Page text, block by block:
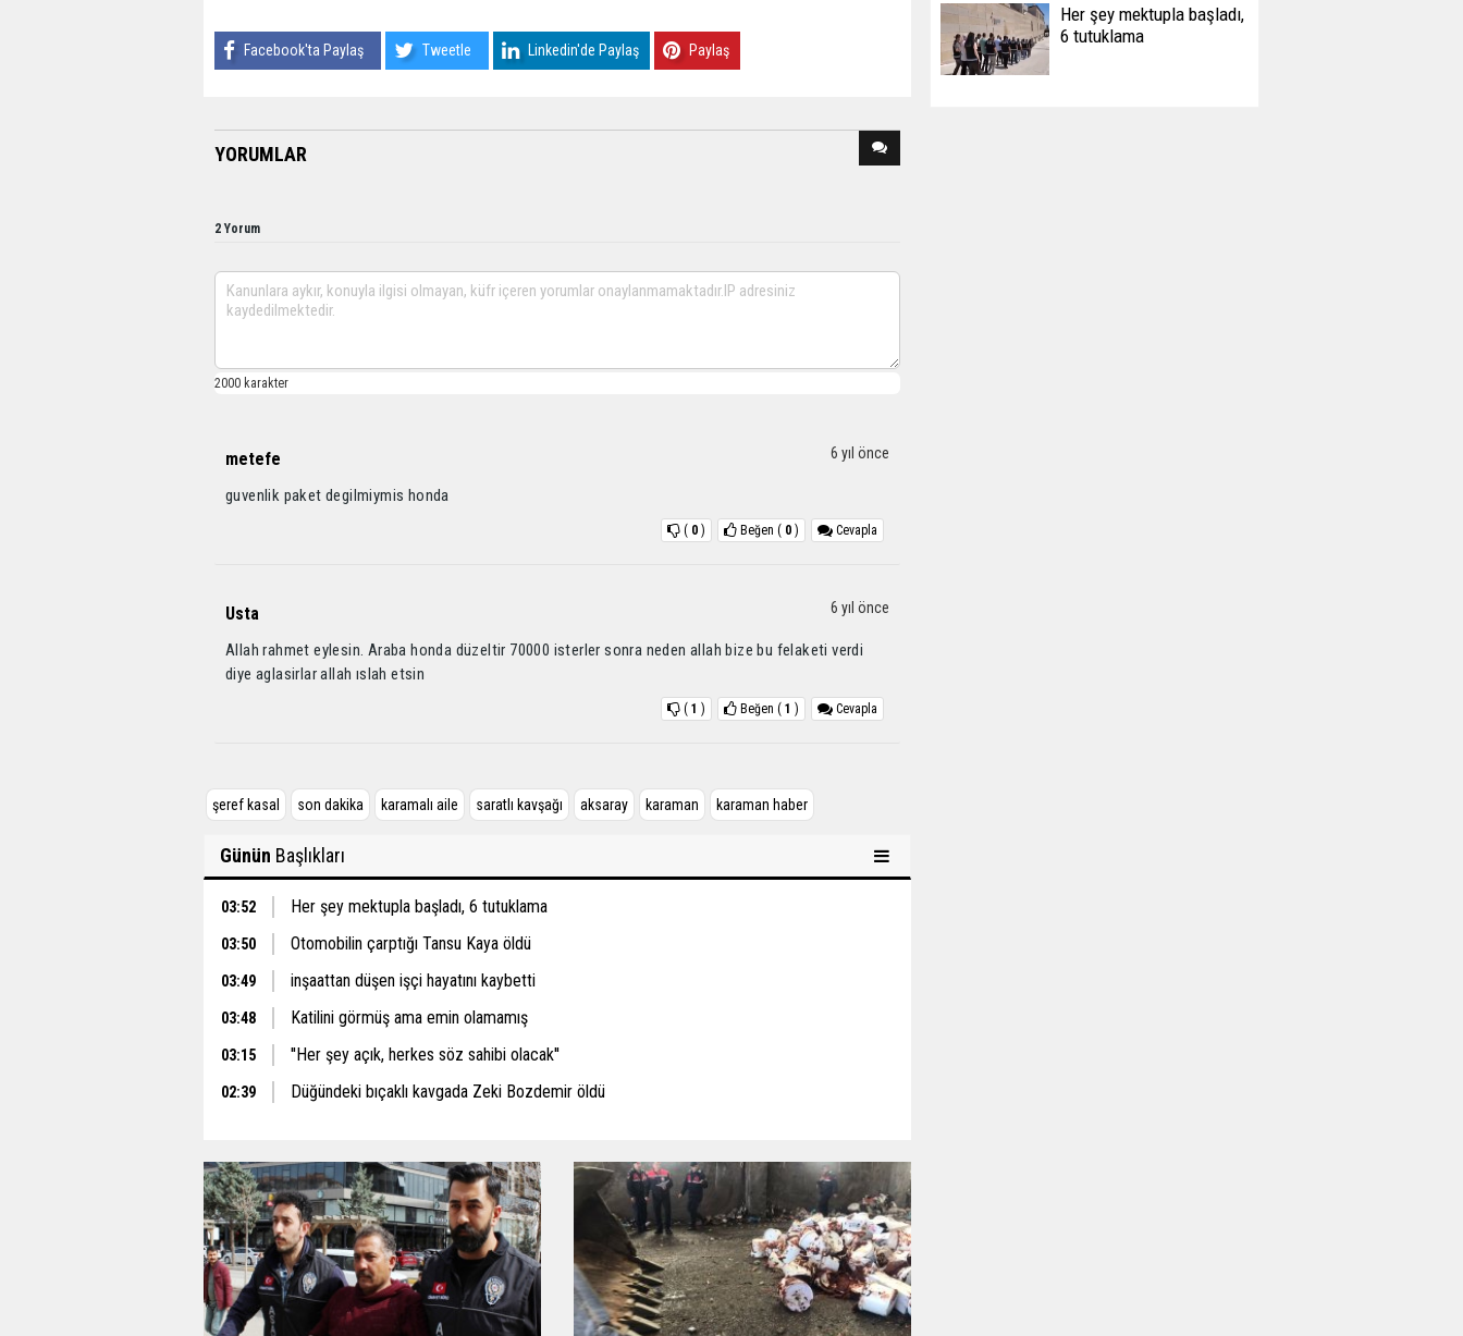
Facebook'ta Paylaş Tweetle Linkedin'de Paylaş Paylaş
YORUMLAR
2 Yorum
metefe 6 yıl önce
guvenlik paket degilmiymis honda
Cevapla
Beğen ( 0 )
( 0 )
Usta 6 yıl önce
Allah rahmet eylesin. Araba honda düzeltir 70000 isterler sonra neden allah bize bu felaketi verdi
diye aglasirlar allah ıslah etsin
Cevapla
Beğen ( 1 )
( 1 )
şeref kasal son dakika karamalı aile saratlı kavşağı aksaray karaman karaman haber
Günün Başlıkları
03:52 Her şey mektupla başladı, 6 tutuklama
03:50 Otomobilin çarptığı Tansu Kaya öldü
03:49 inşaattan düşen işçi hayatını kaybetti
03:48 Katilini görmüş ama emin olamamış
03:15 ''Her şey açık, herkes söz sahibi olacak''
02:39 Düğündeki bıçaklı kavgada Zeki Bozdemir öldü
Her şey mektupla başladı,
6 tutuklama